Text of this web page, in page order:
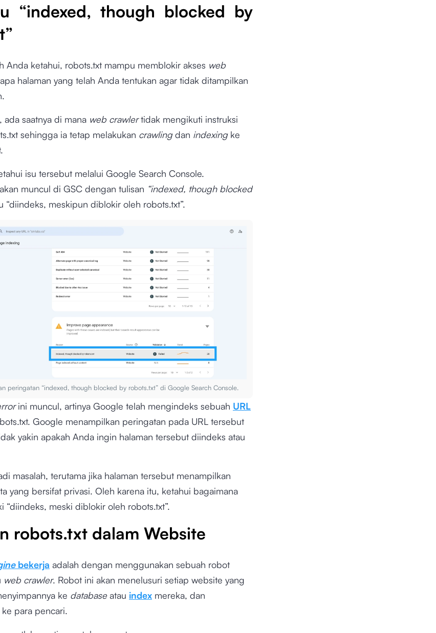
“indexed, though blocked by
Anda ketahui, robots.txt mampu memblokir akses web
halaman yang telah Anda tentukan agar tidak ditampilkan
saatnya di mana web crawlertidak mengikuti instruksi
sehingga ia tetap melakukan crawlingdan indexingke
isu tersebut melalui Google Search Console.
muncul di GSC dengan tulisan “indexed, though blocked
“diindeks, meskipun diblokir oleh robots.txt”.
peringatan “indexed, though blocked by robots.txt” di Google Search Console.
ini muncul, artinya Google telah mengindeks sebuah URL
Google menampilkan peringatan pada URL tersebut
yakin apakah Anda ingin halaman tersebut diindeks atau
masalah, terutama jika halaman tersebut menampilkan
yang bersifat privasi. Oleh karena itu, ketahui bagaimana
“diindeks, meski diblokir oleh robots.txt”.
robots.txt dalam Website
bekerja adalah dengan menggunakan sebuah robot
web crawler. Robot ini akan menelusuri setiap website yang
ke databaseatau indexmereka, dan
para pencari.